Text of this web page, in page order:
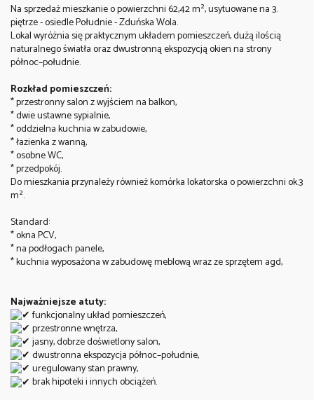
Na sprzedaż mieszkanie o powierzchni 62,42 m², usytuowane na 3.
piętrze - osiedle Południe - Zduńska Wola.
Lokal wyróżnia się praktycznym układem pomieszczeń, dużą ilością
naturalnego światła oraz dwustronną ekspozycją okien na strony
północ–południe.
Rozkład pomieszczeń:
* przestronny salon z wyjściem na balkon,
* dwie ustawne sypialnie,
* oddzielna kuchnia w zabudowie,
* łazienka z wanną,
* osobne WC,
* przedpokój.
Do mieszkania przynależy również komórka lokatorska o powierzchni ok.3
m².
Standard:
* okna PCV,
* na podłogach panele,
* kuchnia wyposażona w zabudowę meblową wraz ze sprzętem agd,
Najważniejsze atuty:
funkcjonalny układ pomieszczeń,
przestronne wnętrza,
jasny, dobrze doświetlony salon,
dwustronna ekspozycja północ–południe,
uregulowany stan prawny,
brak hipoteki i innych obciążeń.